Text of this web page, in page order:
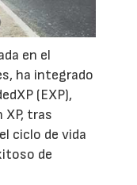
en el
ha integrado
(EXP),
XP, tras
ciclo de vida
de